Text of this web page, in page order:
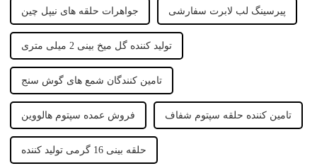
جواهرات حلقه های نیپل چین پیرسینگ لب لابرت سفارشی
تولید کننده گل میخ بینی 2 میلی متری
تامین کنندگان شمع های گوش سنج
فروش عمده سپتوم هالووین تامین کننده حلقه سپتوم شفاف
حلقه بینی 16 گرمی تولید کننده